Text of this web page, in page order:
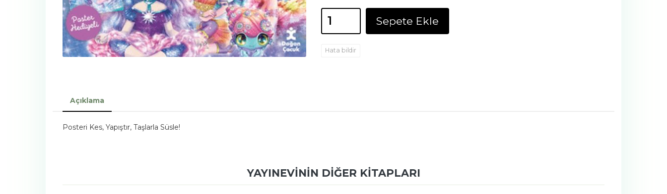
Sepete Ekle
Hata bildir
Açıklama
Posteri Kes, Yapıştır, Taşlarla Süsle!
YAYINEVININ DIĞER KITAPLARI